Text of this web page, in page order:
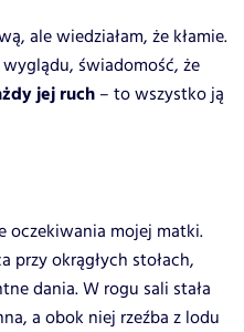
ale wiedziałam, że kłamie.
wyglądu, świadomość, że
jej ruch – to wszystko ją
oczekiwania mojej matki.
przy okrągłych stołach,
dania. W rogu sali stała
a obok niej rzeźba z lodu